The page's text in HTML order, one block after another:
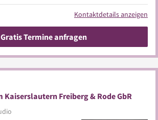
Kontaktdetails anzeigen
Gratis Termine anfragen
Freiberg & Rode GbR